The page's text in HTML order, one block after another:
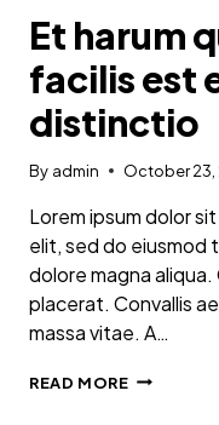
Et harum
facilis est
distinctio
By admin October
Lorem ipsum dolor
elit, sed do eiusmod
dolore magna
placerat. Convallis
massa vitae. A…
READ MOREET